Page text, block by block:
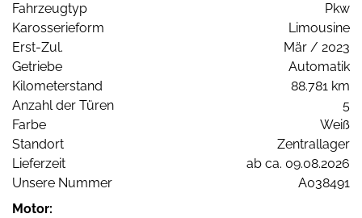
Fahrzeugtyp
Pkw
Karosserieform
Limousine
Erst-Zul.
Mär / 2023
Getriebe
Automatik
Kilometerstand
88.781 km
Anzahl der Türen
5
Farbe
Weiß
Standort
Zentrallager
Lieferzeit
ab ca. 09.08.2026
Unsere Nummer
A038491
Motor: